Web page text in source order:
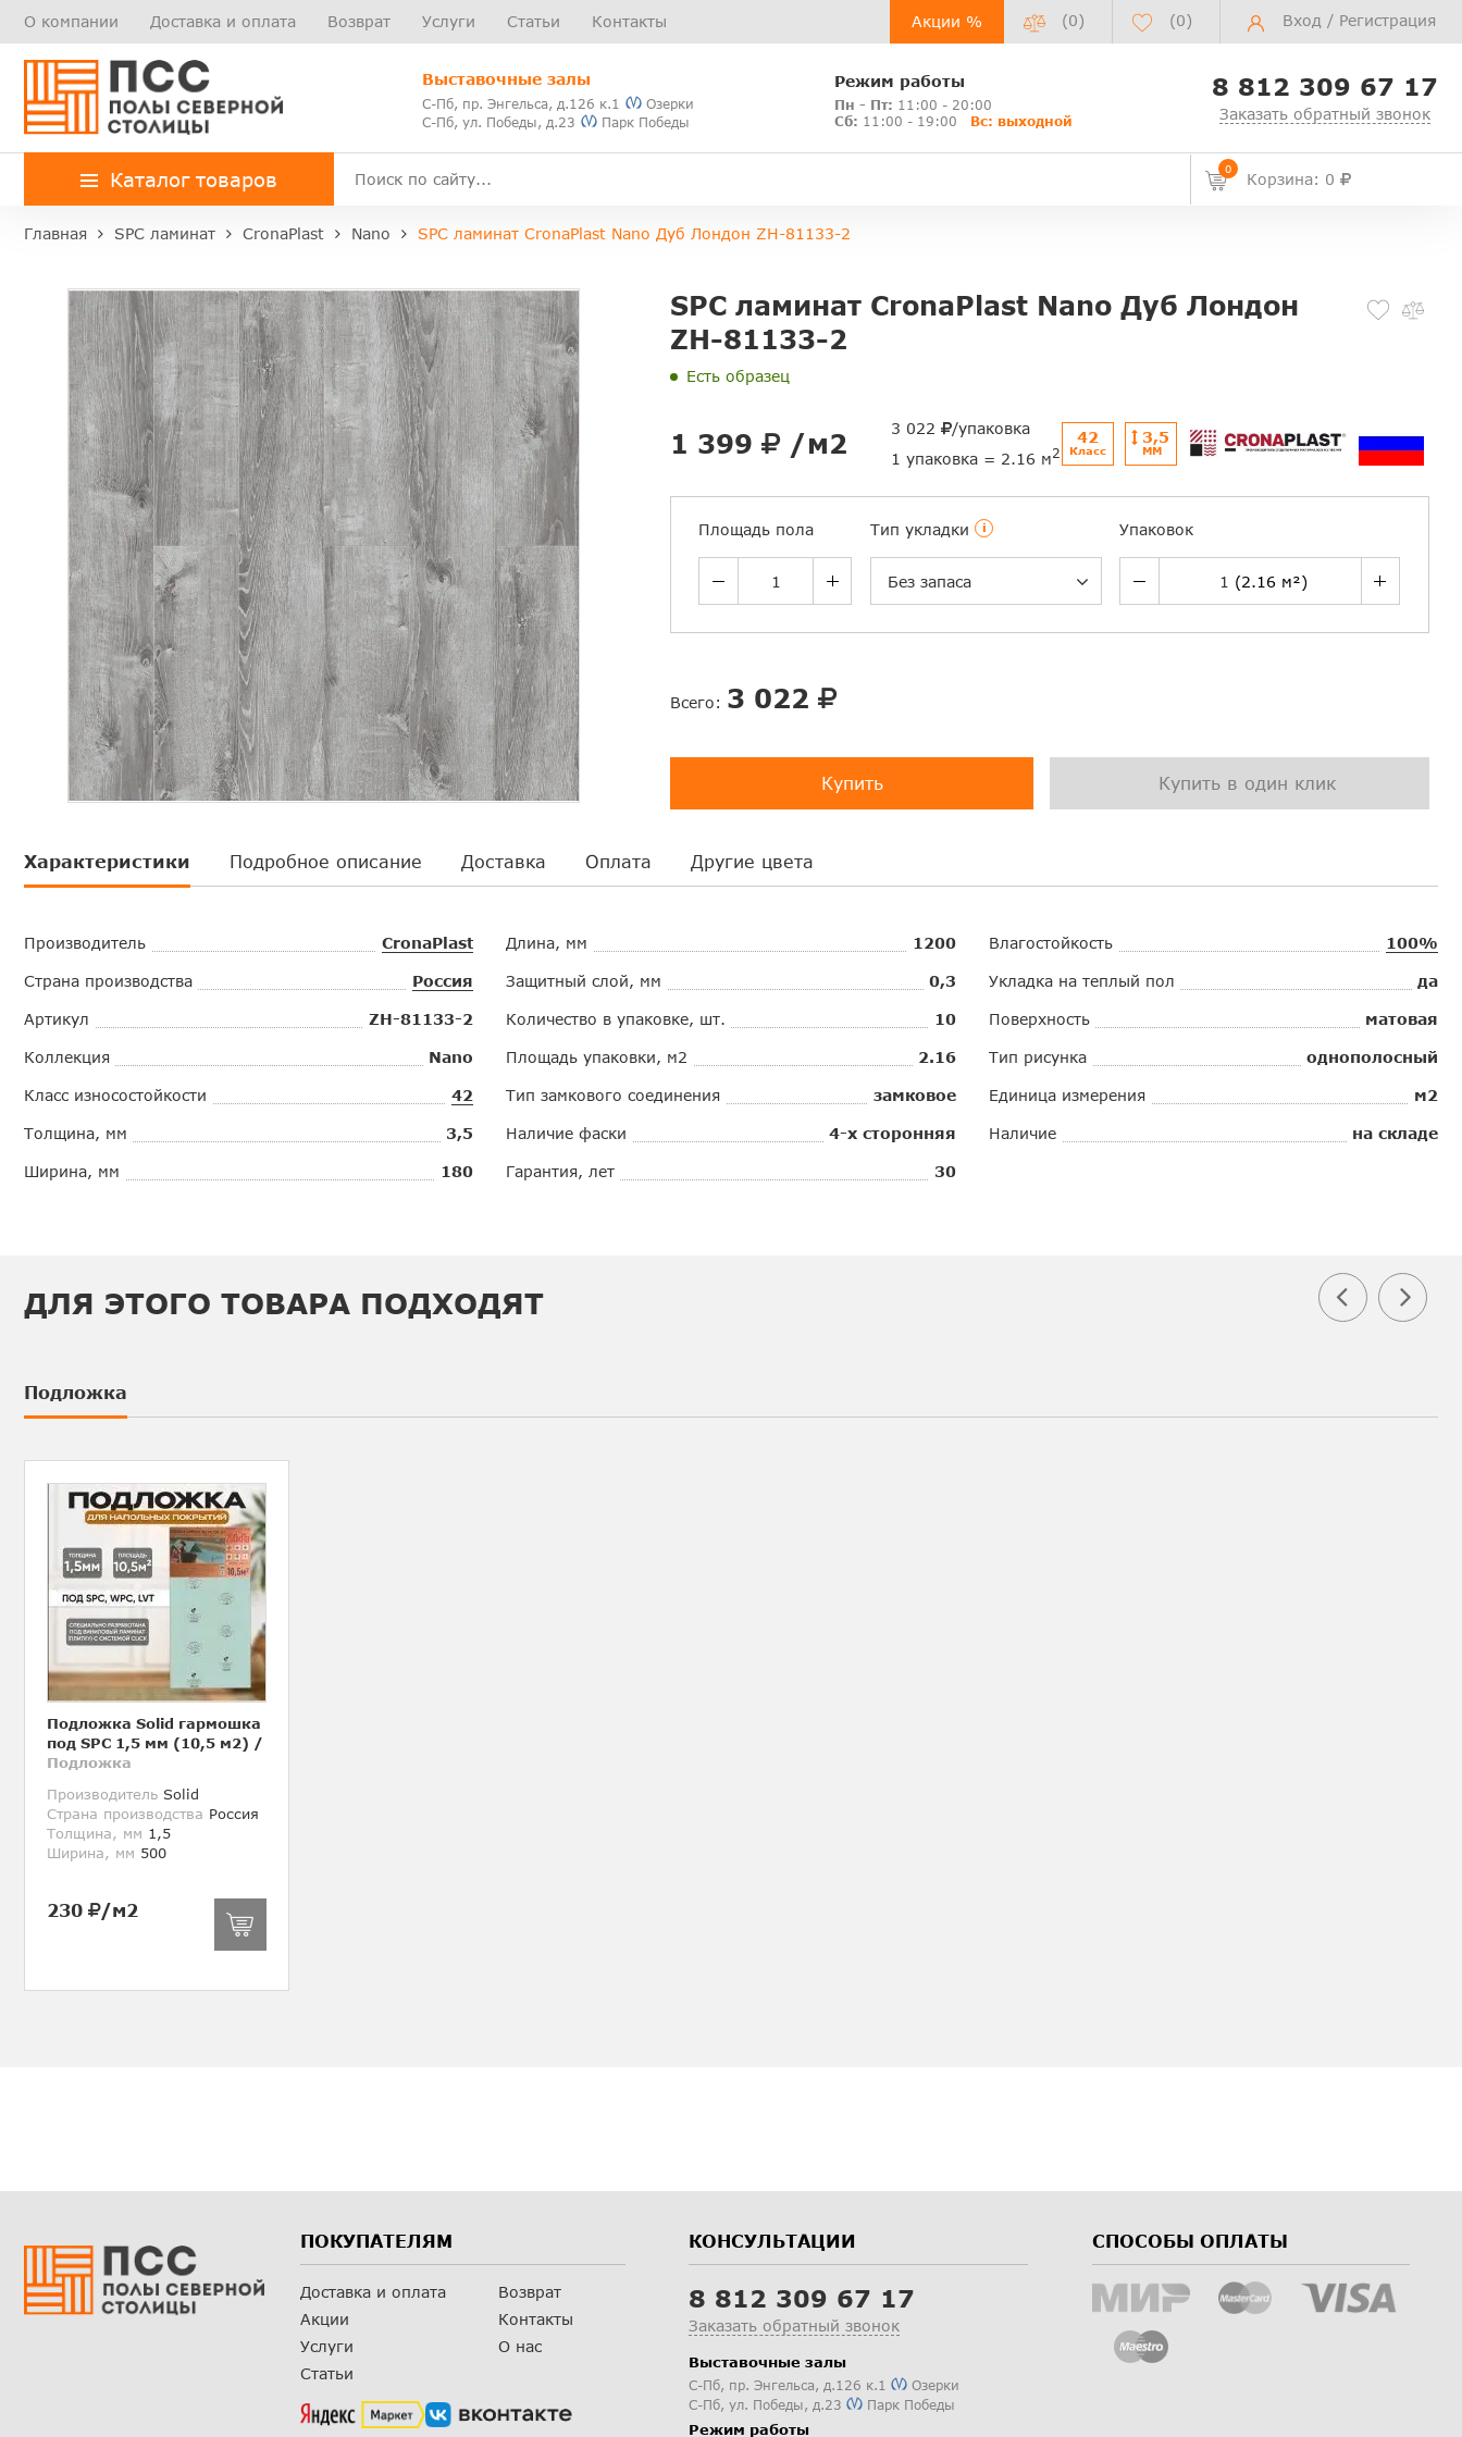
О компании Доставка и оплата Возврат Услуги Статьи Контакты Акции % (0) (0) Вход / Регистрация
Выставочные залы
С-Пб, пр. Энгельса, д.126 к.1
Озерки
С-Пб, ул. Победы, д.23
Парк Победы
Режим работы
Пн - Пт: 11:00 - 20:00
Сб: 11:00 - 19:00 Вс: выходной
8 812 309 67 17
Заказать обратный звонок
Каталог товаров 0
Корзина: 0
Главная SPC ламинат CronaPlast Nano SPC ламинат CronaPlast Nano Дуб Лондон ZH-81133-2
SPC ламинат CronaPlast Nano Дуб Лондон
ZH-81133-2
Есть образец
1 399 /м2 3 022
/упаковка
1 упаковка = 2.16 м2
42
Класс
3,5
ММ
Площадь пола Тип укладки i
Без запаса
Упаковок
Всего: 3 022
Купить Купить в один клик
Характеристики Подробное описание Доставка Оплата Другие цвета
Производитель CronaPlast
Страна производства Россия
Артикул ZH-81133-2
Коллекция Nano
Класс износостойкости 42
Толщина, мм 3,5
Ширина, мм 180
Длина, мм 1200
Защитный слой, мм 0,3
Количество в упаковке, шт. 10
Площадь упаковки, м2 2.16
Тип замкового соединения замковое
Наличие фаски 4-х сторонняя
Гарантия, лет 30
Влагостойкость 100%
Укладка на теплый пол да
Поверхность матовая
Тип рисунка однополосный
Единица измерения м2
Наличие на складе
ДЛЯ ЭТОГО ТОВАРА ПОДХОДЯТ
Подложка
Подложка Solid гармошка
под SPC 1,5 мм (10,5 м2) /
Подложка
Производитель Solid
Страна производства Россия
Толщина, мм 1,5
Ширина, мм 500
230 /м2
ПОКУПАТЕЛЯМ
Доставка и оплата
Акции
Услуги
Статьи
Возврат
Контакты
О нас
КОНСУЛЬТАЦИИ
8 812 309 67 17
Заказать обратный звонок
Выставочные залы
С-Пб, пр. Энгельса, д.126 к.1
Озерки
С-Пб, ул. Победы, д.23 Парк Победы
Режим работы
СПОСОБЫ ОПЛАТЫ